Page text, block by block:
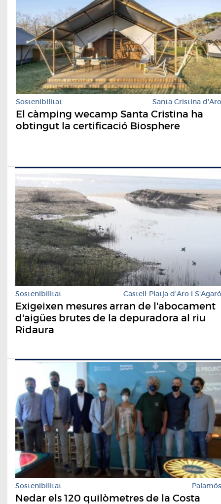
Sostenibilitat Santa Cristina d'Aro
El càmping wecamp Santa Cristina ha
obtingut la certificació Biosphere
Sostenibilitat Castell-Platja d'Aro i S'Agaró
Exigeixen mesures arran de l'abocament
d'aigües brutes de la depuradora al riu
Ridaura
Sostenibilitat Palamós
Nedar els 120 quilòmetres de la Costa